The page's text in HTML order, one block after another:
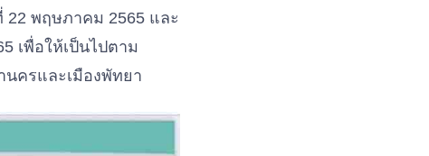
พฤษภาคม 2565 และ
เพื่อให้เป็นไปตาม
ครและเมืองพัทยา